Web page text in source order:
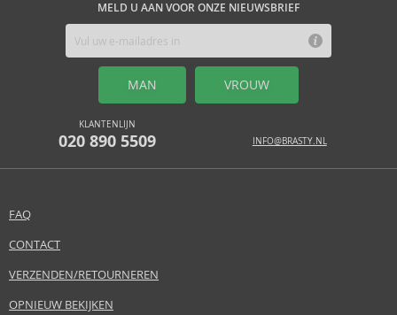
MELD U AAN VOOR ONZE NIEUWSBRIEF
MAN VROUW
KLANTENLIJN
020 890 5509 INFO@BRASTY.NL
FAQ
CONTACT
VERZENDEN/RETOURNEREN
OPNIEUW BEKIJKEN